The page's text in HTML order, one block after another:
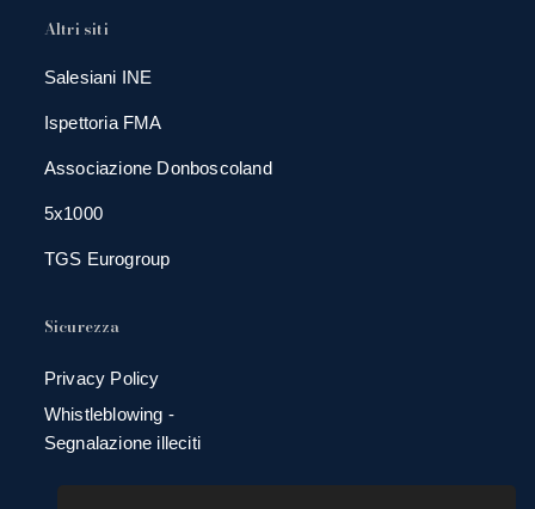
Altri siti
Salesiani INE
Ispettoria FMA
Associazione Donboscoland
5x1000
TGS Eurogroup
Sicurezza
Privacy Policy
Whistleblowing -
Segnalazione illeciti